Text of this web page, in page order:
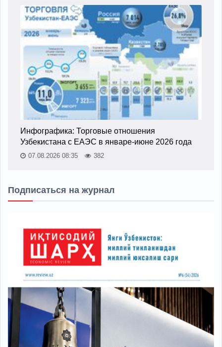
Инфографика: Торговые отношения
Узбекистана с ЕАЭС в январе-июне 2026 года
07.08.2026 08:35 382
Подписаться на журнал